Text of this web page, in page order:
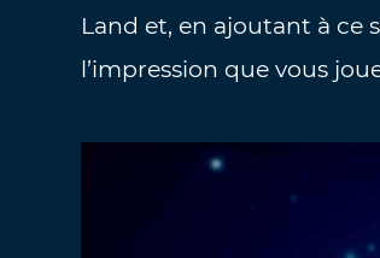
Land et, en ajoutant à ce
l’impression que vous